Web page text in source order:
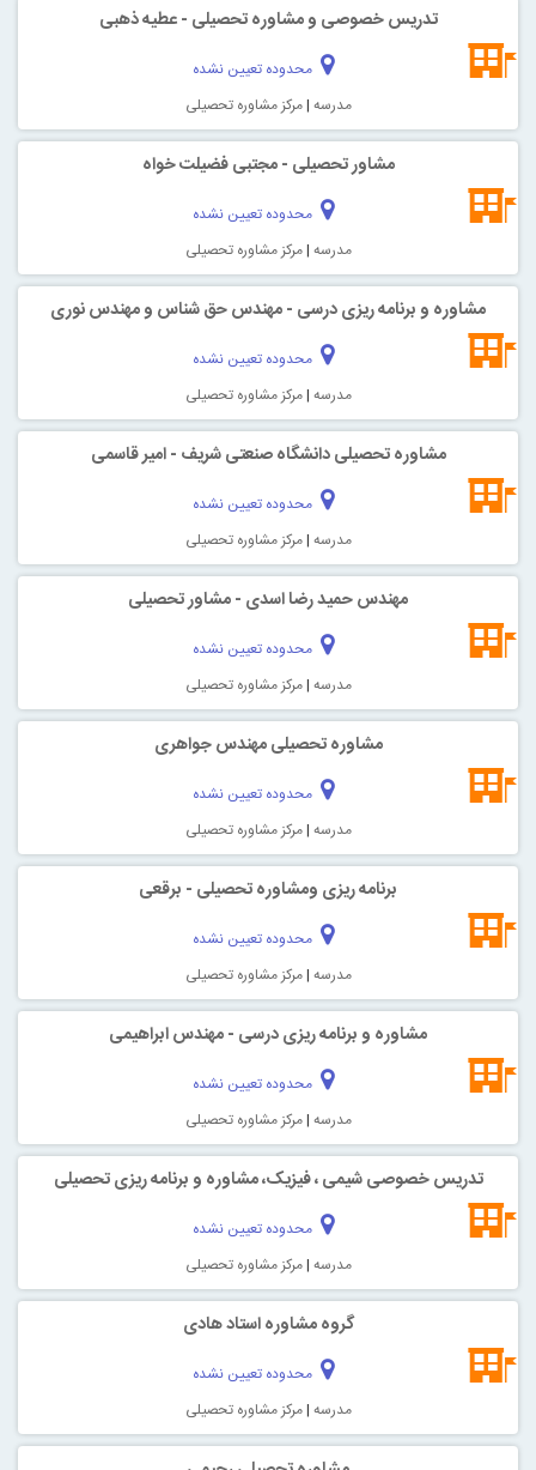
تدریس خصوصی و مشاوره تحصیلی - عطیه ذهبی
محدوده تعیین نشده
مدرسه |مرکز مشاوره تحصیلی
مشاور تحصیلی - مجتبی فضیلت خواه
محدوده تعیین نشده
مدرسه |مرکز مشاوره تحصیلی
مشاوره و برنامه ریزی درسی - مهندس حق شناس و مهندس نوری
محدوده تعیین نشده
مدرسه |مرکز مشاوره تحصیلی
مشاوره تحصیلی دانشگاه صنعتی شریف - امیر قاسمی
محدوده تعیین نشده
مدرسه |مرکز مشاوره تحصیلی
مهندس حمید رضا اسدی - مشاور تحصیلی
محدوده تعیین نشده
مدرسه |مرکز مشاوره تحصیلی
مشاوره تحصیلی مهندس جواهری
محدوده تعیین نشده
مدرسه |مرکز مشاوره تحصیلی
برنامه ریزی ومشاوره تحصیلی - برقعی
محدوده تعیین نشده
مدرسه |مرکز مشاوره تحصیلی
مشاوره و برنامه ریزی درسی - مهندس ابراهیمی
محدوده تعیین نشده
مدرسه |مرکز مشاوره تحصیلی
تدریس خصوصی شیمی ، فیزیک، مشاوره و برنامه ریزی تحصیلی
محدوده تعیین نشده
مدرسه |مرکز مشاوره تحصیلی
گروه مشاوره استاد هادی
محدوده تعیین نشده
مدرسه |مرکز مشاوره تحصیلی